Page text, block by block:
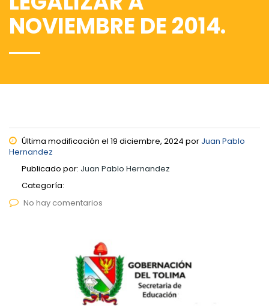
NOVIEMBRE DE 2014.
Última modificación el 19 diciembre, 2024 por Juan Pablo
Hernandez
Publicado por: Juan Pablo Hernandez
Categoría:
No hay comentarios